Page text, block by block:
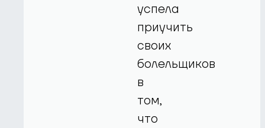
успела
приучить
своих
болельщиков
в
том,
что